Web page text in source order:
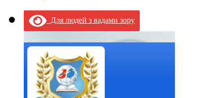
Для людей з вадами зору